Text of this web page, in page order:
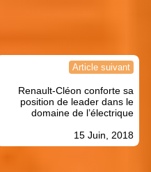
Article suivant
Renault-Cléon conforte sa
position de leader dans le
domaine de l’électrique
15 Juin, 2018